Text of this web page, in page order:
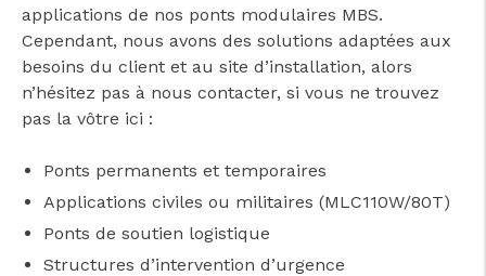
applications de nos ponts modulaires MBS.
Cependant, nous avons des solutions adaptées aux
besoins du client et au site d’installation, alors
n’hésitez pas à nous contacter, si vous ne trouvez
pas la vôtre ici :
Ponts permanents et temporaires
Applications civiles ou militaires (MLC110W/80T)
Ponts de soutien logistique
Structures d’intervention d’urgence